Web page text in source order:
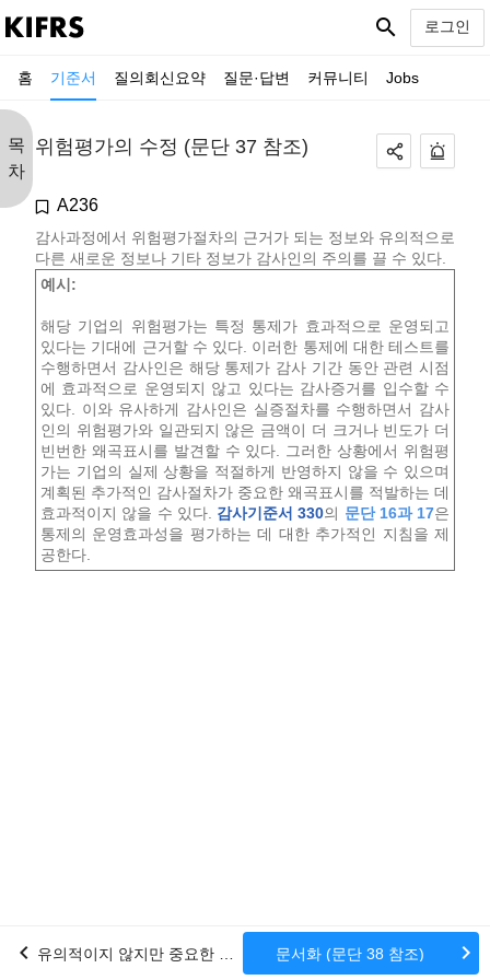
홈 기준서 질의회신요약 질문·답변 커뮤니티 Jobs
search 로그인
목
차
위험평가의 수정 (문단 37 참조)
A236
감사과정에서 위험평가절차의 근거가 되는 정보와 유의적으로
다른 새로운 정보나 기타 정보가 감사인의 주의를 끌 수 있다.
예시:
해당 기업의 위험평가는 특정 통제가 효과적으로 운영되고
있다는 기대에 근거할 수 있다. 이러한 통제에 대한 테스트를
수행하면서 감사인은 해당 통제가 감사 기간 동안 관련 시점
에 효과적으로 운영되지 않고 있다는 감사증거를 입수할 수
있다. 이와 유사하게 감사인은 실증절차를 수행하면서 감사
인의 위험평가와 일관되지 않은 금액이 더 크거나 빈도가 더
빈번한 왜곡표시를 발견할 수 있다. 그러한 상황에서 위험평
가는 기업의 실제 상황을 적절하게 반영하지 않을 수 있으며
계획된 추가적인 감사절차가 중요한 왜곡표시를 적발하는 데
효과적이지 않을 수 있다. 감사기준서 330의 문단 16과 17은
통제의 운영효과성을 평가하는 데 대한 추가적인 지침을 제
공한다.
chevron_left 문서화 (문단 38 참조) chevron_right